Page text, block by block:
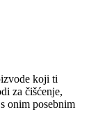
koji ti
za čišćenje,
onim posebnim